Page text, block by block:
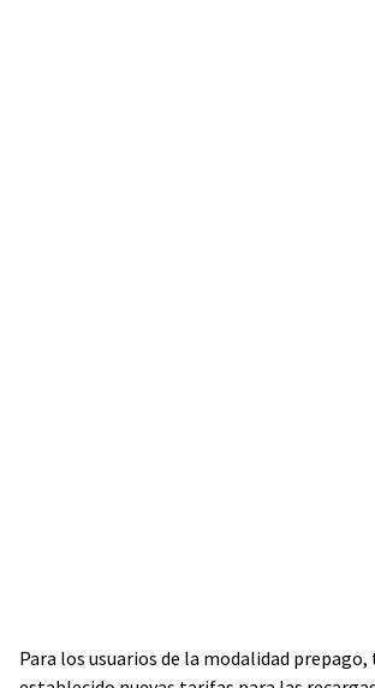
Para los usuarios de la modalidad